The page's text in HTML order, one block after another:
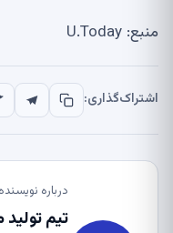
منبع: U.Today
اشتراک‌گذاری:
درباره نویسنده
تیم تولید